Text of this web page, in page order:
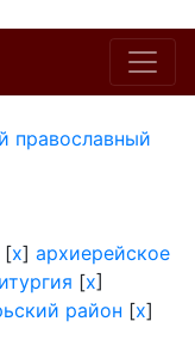
православный
[x] архиерейское
[x]
район [x]